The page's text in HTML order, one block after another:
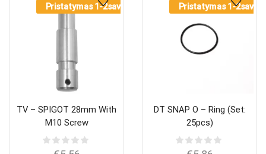
Pristatymas 1-2sav.
TV – SPIGOT 28mm With
M10 Screw
Pristatymas 1-2sav.
DT SNAP O – Ring (Set:
25pcs)